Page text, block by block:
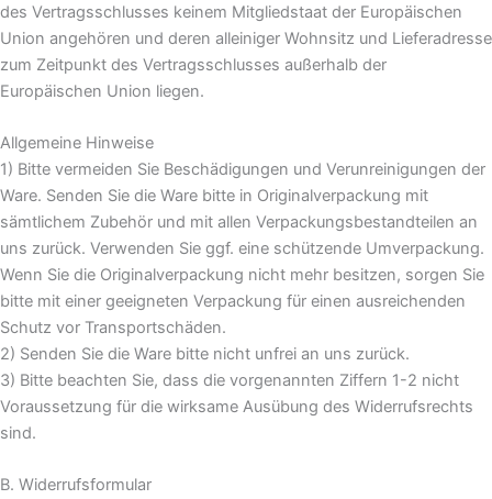
des Vertragsschlusses keinem Mitgliedstaat der Europäischen
Union angehören und deren alleiniger Wohnsitz und Lieferadresse
zum Zeitpunkt des Vertragsschlusses außerhalb der
Europäischen Union liegen.
Allgemeine Hinweise
1) Bitte vermeiden Sie Beschädigungen und Verunreinigungen der
Ware. Senden Sie die Ware bitte in Originalverpackung mit
sämtlichem Zubehör und mit allen Verpackungsbestandteilen an
uns zurück. Verwenden Sie ggf. eine schützende Umverpackung.
Wenn Sie die Originalverpackung nicht mehr besitzen, sorgen Sie
bitte mit einer geeigneten Verpackung für einen ausreichenden
Schutz vor Transportschäden.
2) Senden Sie die Ware bitte nicht unfrei an uns zurück.
3) Bitte beachten Sie, dass die vorgenannten Ziffern 1-2 nicht
Voraussetzung für die wirksame Ausübung des Widerrufsrechts
sind.
B. Widerrufsformular